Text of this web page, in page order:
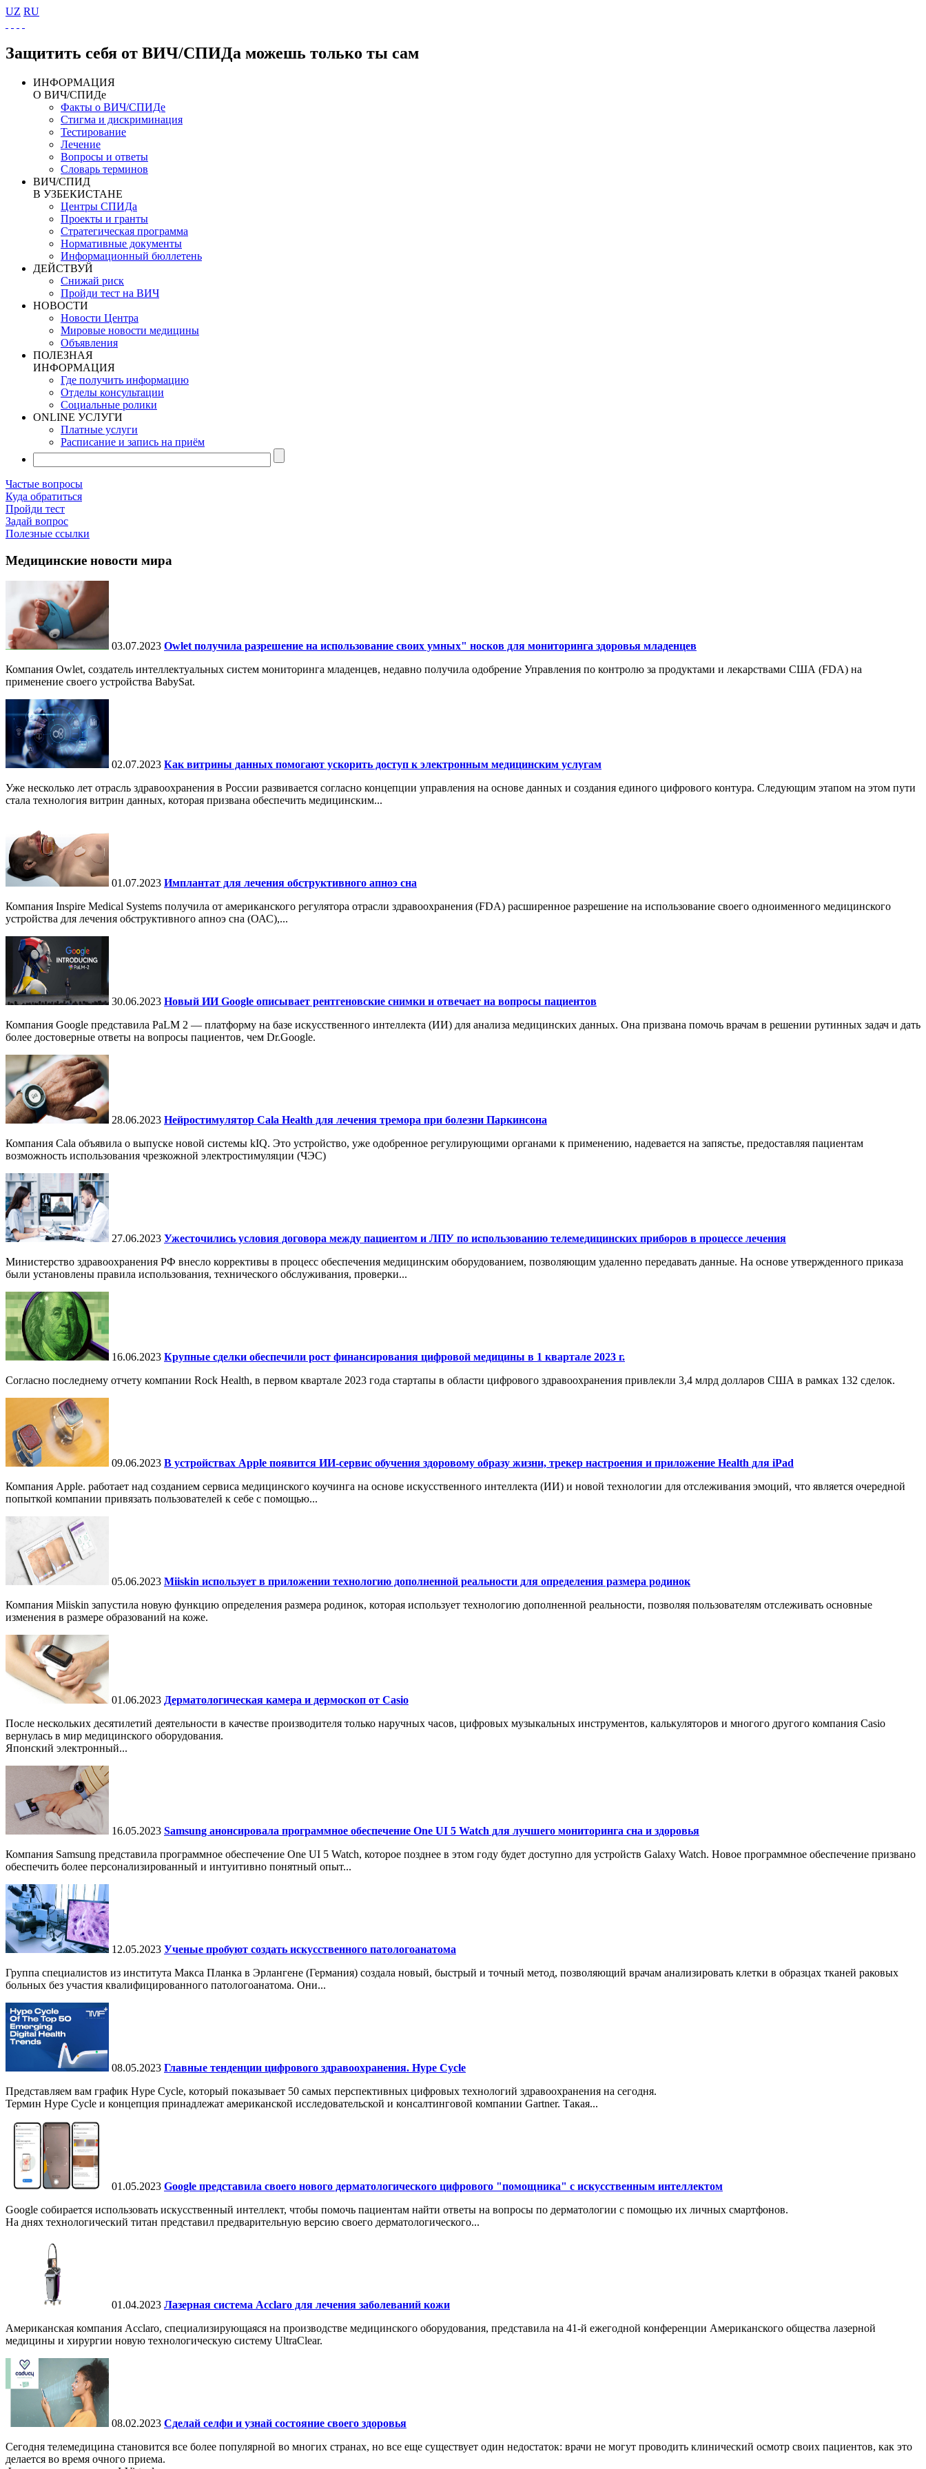
UZ RU
Защитить себя от ВИЧ/СПИДа можешь только ты сам
ИНФОРМАЦИЯ
О ВИЧ/СПИДе
Факты о ВИЧ/СПИДе
Стигма и дискриминация
Тестирование
Лечение
Вопросы и ответы
Словарь терминов
ВИЧ/СПИД
В УЗБЕКИСТАНЕ
Центры СПИДа
Проекты и гранты
Стратегическая программа
Нормативные документы
Информационный бюллетень
ДЕЙСТВУЙ
Снижай риск
Пройди тест на ВИЧ
НОВОСТИ
Новости Центра
Мировые новости медицины
Объявления
ПОЛЕЗНАЯ
ИНФОРМАЦИЯ
Где получить информацию
Отделы консультации
Социальные ролики
ONLINE УСЛУГИ
Платные услуги
Расписание и запись на приём
Частые вопросы
Куда обратиться
Пройди тест
Задай вопрос
Полезные ссылки
Медицинские новости мира
03.07.2023 Owlet получила разрешение на использование своих умных" носков для мониторинга здоровья младенцев
Компания Owlet, создатель интеллектуальных систем мониторинга младенцев, недавно получила одобрение Управления по контролю за продуктами и лекарствами США (FDA) на
применение своего устройства BabySat.
02.07.2023 Как витрины данных помогают ускорить доступ к электронным медицинским услугам
Уже несколько лет отрасль здравоохранения в России развивается согласно концепции управления на основе данных и создания единого цифрового контура. Следующим этапом на этом пути
стала технология витрин данных, которая призвана обеспечить медицинским...
01.07.2023 Имплантат для лечения обструктивного апноэ сна
Компания Inspire Medical Systems получила от американского регулятора отрасли здравоохранения (FDA) расширенное разрешение на использование своего одноименного медицинского
устройства для лечения обструктивного апноэ сна (ОАС),...
30.06.2023 Новый ИИ Google описывает рентгеновские снимки и отвечает на вопросы пациентов
Компания Google представила PaLM 2 — платформу на базе искусственного интеллекта (ИИ) для анализа медицинских данных. Она призвана помочь врачам в решении рутинных задач и дать
более достоверные ответы на вопросы пациентов, чем Dr.Google.
28.06.2023 Нейростимулятор Cala Health для лечения тремора при болезни Паркинсона
Компания Cala объявила о выпуске новой системы kIQ. Это устройство, уже одобренное регулирующими органами к применению, надевается на запястье, предоставляя пациентам
возможность использования чрезкожной электростимуляции (ЧЭС)
27.06.2023 Ужесточились условия договора между пациентом и ЛПУ по использованию телемедицинских приборов в процессе лечения
Министерство здравоохранения РФ внесло коррективы в процесс обеспечения медицинским оборудованием, позволяющим удаленно передавать данные. На основе утвержденного приказа
были установлены правила использования, технического обслуживания, проверки...
16.06.2023 Крупные сделки обеспечили рост финансирования цифровой медицины в 1 квартале 2023 г.
Согласно последнему отчету компании Rock Health, в первом квартале 2023 года стартапы в области цифрового здравоохранения привлекли 3,4 млрд долларов США в рамках 132 сделок.
09.06.2023 В устройствах Apple появится ИИ-сервис обучения здоровому образу жизни, трекер настроения и приложение Health для iPad
Компания Apple. работает над созданием сервиса медицинского коучинга на основе искусственного интеллекта (ИИ) и новой технологии для отслеживания эмоций, что является очередной
попыткой компании привязать пользователей к себе с помощью...
05.06.2023 Miiskin использует в приложении технологию дополненной реальности для определения размера родинок
Компания Miiskin запустила новую функцию определения размера родинок, которая использует технологию дополненной реальности, позволяя пользователям отслеживать основные
изменения в размере образований на коже.
01.06.2023 Дерматологическая камера и дермоскоп от Casio
После нескольких десятилетий деятельности в качестве производителя только наручных часов, цифровых музыкальных инструментов, калькуляторов и многого другого компания Casio
вернулась в мир медицинского оборудования.
Японский электронный...
16.05.2023 Samsung анонсировала программное обеспечение One UI 5 Watch для лучшего мониторинга сна и здоровья
Компания Samsung представила программное обеспечение One UI 5 Watch, которое позднее в этом году будет доступно для устройств Galaxy Watch. Новое программное обеспечение призвано
обеспечить более персонализированный и интуитивно понятный опыт...
12.05.2023 Ученые пробуют создать искусственного патологоанатома
Группа специалистов из института Макса Планка в Эрлангене (Германия) создала новый, быстрый и точный метод, позволяющий врачам анализировать клетки в образцах тканей раковых
больных без участия квалифицированного патологоанатома. Они...
08.05.2023 Главные тенденции цифрового здравоохранения. Hype Cycle
Представляем вам график Hype Cycle, который показывает 50 самых перспективных цифровых технологий здравоохранения на сегодня.
Термин Hype Cycle и концепция принадлежат американской исследовательской и консалтинговой компании Gartner. Такая...
01.05.2023 Google представила своего нового дерматологического цифрового "помощника" с искусственным интеллектом
Google собирается использовать искусственный интеллект, чтобы помочь пациентам найти ответы на вопросы по дерматологии с помощью их личных смартфонов.
На днях технологический титан представил предварительную версию своего дерматологического...
01.04.2023 Лазерная система Acclaro для лечения заболеваний кожи
Американская компания Acclaro, специализирующаяся на производстве медицинского оборудования, представила на 41-й ежегодной конференции Американского общества лазерной
медицины и хирургии новую технологическую систему UltraClear.
08.02.2023 Сделай селфи и узнай состояние своего здоровья
Сегодня телемедицина становится все более популярной во многих странах, но все еще существует один недостаток: врачи не могут проводить клинический осмотр своих пациентов, как это
делается во время очного приема.